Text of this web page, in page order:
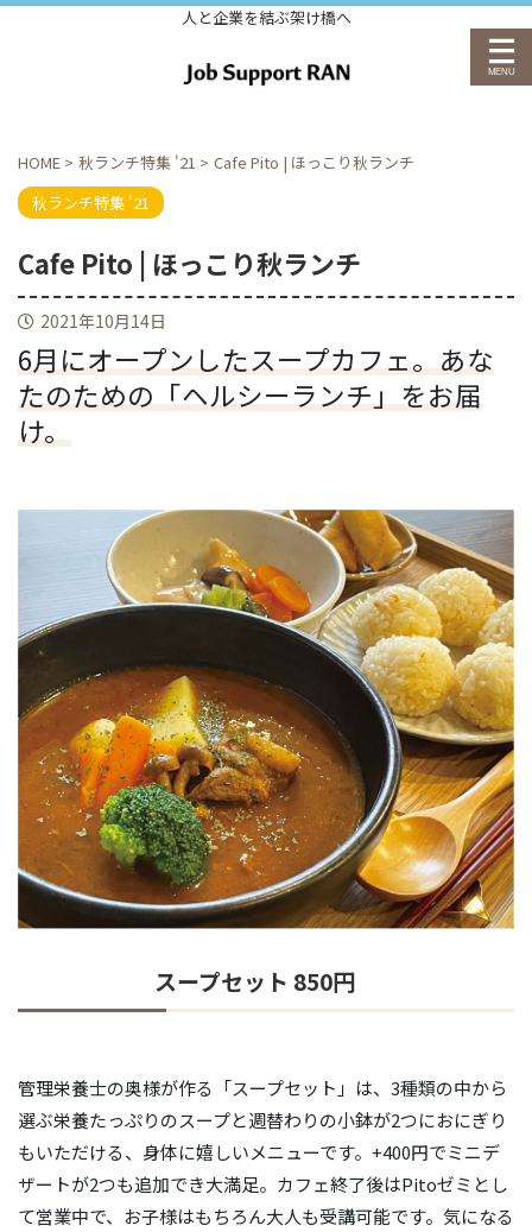
人と企業を結ぶ架け橋へ
HOME > 秋ランチ特集 '21 > Cafe Pito | ほっこり秋ランチ
秋ランチ特集 '21
Cafe Pito | ほっこり秋ランチ
2021年10月14日
6月にオープンしたスープカフェ。あな
たのための「ヘルシーランチ」をお届
け。
スープセット 850円
管理栄養士の奥様が作る「スープセット」は、3種類の中から
選ぶ栄養たっぷりのスープと週替わりの小鉢が2つにおにぎり
もいただける、身体に嬉しいメニューです。+400円でミニデ
ザートが2つも追加でき大満足。カフェ終了後はPitoゼミとし
て営業中で、お子様はもちろん大人も受講可能です。気になる